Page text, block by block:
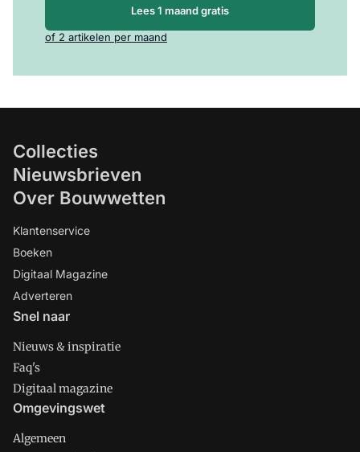
Lees 1 maand gratis
of 2 artikelen per maand
Collecties
Nieuwsbrieven
Over Bouwwetten
Klantenservice
Boeken
Digitaal Magazine
Adverteren
Snel naar
Nieuws & inspiratie
Faq's
Digitaal magazine
Omgevingswet
Algemeen